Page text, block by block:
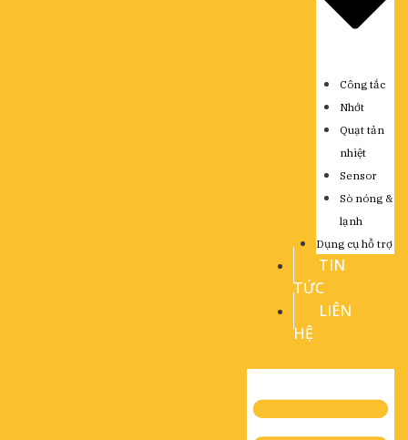
Công tắc
Nhớt
Quạt tản
nhiệt
Sensor
Sò nóng &
lạnh
Dụng cụ hỗ trợ
TIN
TỨC
LIÊN
HỆ